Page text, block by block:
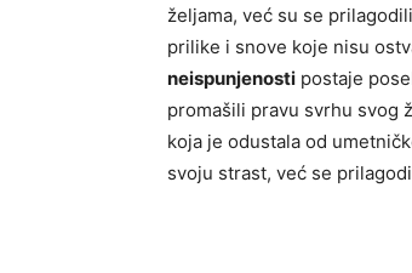
željama, već su se
prilike i snove koje nisu
neispunjenosti postaje
promašili pravu svrhu svog
koja je odustala od
svoju strast, već se